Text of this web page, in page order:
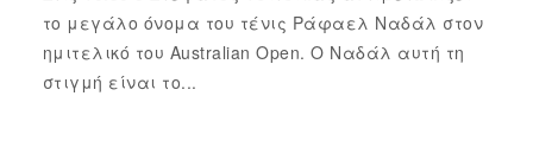
το μεγάλο όνομα του τένις Ράφαελ Ναδάλ στον
ημιτελικό του Australian Open. Ο Ναδάλ αυτή τη
στιγμή είναι το...